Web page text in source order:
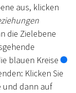
aus, klicken
die Zielebene
blauen Kreise
Klicken Sie
und dann auf